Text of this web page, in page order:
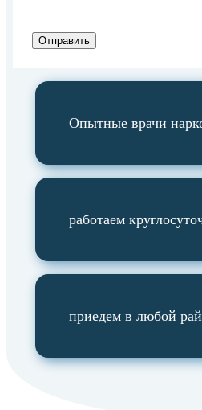
Отправить
Опытные врачи
работаем
приедем в любой